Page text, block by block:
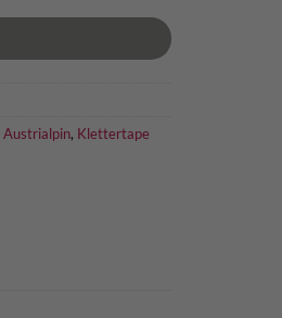
Austrialpin, Klettertape